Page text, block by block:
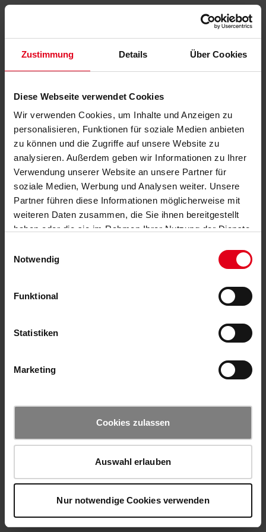
Zustimmung Details Über Cookies
Diese Webseite verwendet Cookies
Wir verwenden Cookies, um Inhalte und Anzeigen zu
personalisieren, Funktionen für soziale Medien anbieten
zu können und die Zugriffe auf unsere Website zu
analysieren. Außerdem geben wir Informationen zu Ihrer
Verwendung unserer Website an unsere Partner für
soziale Medien, Werbung und Analysen weiter. Unsere
Partner führen diese Informationen möglicherweise mit
weiteren Daten zusammen, die Sie ihnen bereitgestellt
haben oder die sie im Rahmen Ihrer Nutzung der Dienste
Notwendig
Funktional
Statistiken
Marketing
Cookies zulassen
Auswahl erlauben
Nur notwendige Cookies verwenden